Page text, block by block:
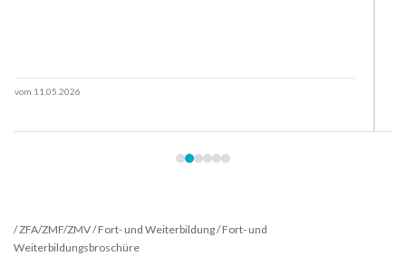
vom 11.05.2026
/ ZFA/ZMF/ZMV / Fort- und Weiterbildung / Fort- und
Weiterbildungsbroschüre